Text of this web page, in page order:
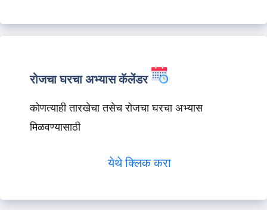
रोजचा घरचा अभ्यास कॅलेंडर
कोणत्याही तारखेचा तसेच रोजचा घरचा अभ्यास
मिळवण्यासाठी
येथे क्लिक करा